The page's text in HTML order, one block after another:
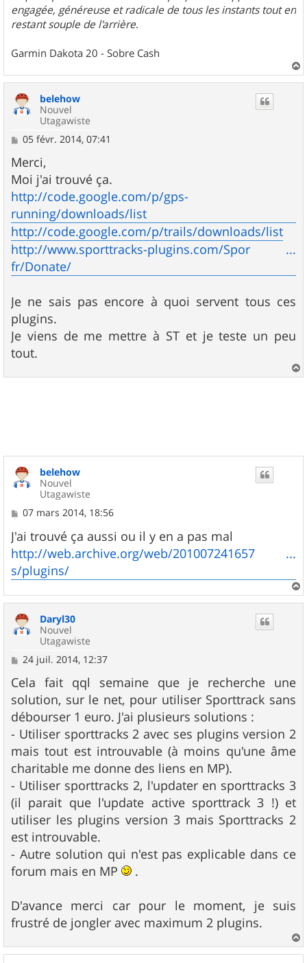
engagée, généreuse et radicale de tous les instants tout en
restant souple de l'arrière.
Garmin Dakota 20 - Sobre Cash
a
belehow
Nouvel
Utagawiste
M
s
s
a
g
e
05 févr. 2014, 07:41
Merci,
Moi j'ai trouvé ça.
http://code.google.com/p/gps-
running/downloads/list
http://code.google.com/p/trails/downloads/list
http://www.sporttracks-plugins.com/Spor ...
fr/Donate/
Je ne sais pas encore à quoi servent tous ces
plugins.
Je viens de me mettre à ST et je teste un peu
tout.
a
belehow
Nouvel
Utagawiste
M
s
s
a
g
e
07 mars 2014, 18:56
J'ai trouvé ça aussi ou il y en a pas mal
http://web.archive.org/web/201007241657 ...
s/plugins/
a
Daryl30
Nouvel
Utagawiste
M
s
s
a
g
e
24 juil. 2014, 12:37
Cela fait qql semaine que je recherche une
solution, sur le net, pour utiliser Sporttrack sans
débourser 1 euro. J'ai plusieurs solutions :
- Utiliser sporttracks 2 avec ses plugins version 2
mais tout est introuvable (à moins qu'une âme
charitable me donne des liens en MP).
- Utiliser sporttracks 2, l'updater en sporttracks 3
(il parait que l'update active sporttrack 3 !) et
utiliser les plugins version 3 mais Sporttracks 2
est introuvable.
- Autre solution qui n'est pas explicable dans ce
forum mais en MP
.
D'avance merci car pour le moment, je suis
frustré de jongler avec maximum 2 plugins.
a